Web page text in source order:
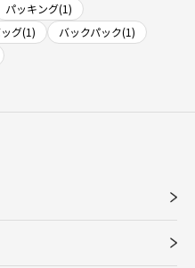
パッキング(1)
グ(1)
バックパック(1)